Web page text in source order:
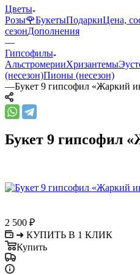
Цветы
Розы🌹БукетыПодаркиЦена,
сезонДополнения
—
Гипсофилы
АльстромерииХризантемы
(несезон)Пионы (несезон)
—Букет 9 гипсофил «Жаркий
Букет 9 гипсофил
2 500 ₽
➜ КУПИТЬ В 1 КЛИК
Купить